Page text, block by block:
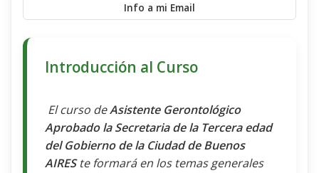
Info a mi Email
Introducción al Curso
El curso deAsistente Gerontológico
Aprobado la Secretaria de la Tercera edad
del Gobierno de la Ciudad de Buenos
AIRESte formará en los temas generales